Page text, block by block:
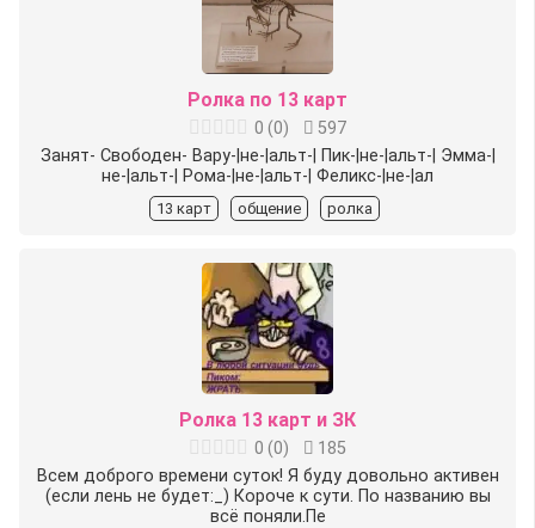
Ролка по 13 карт
0 (0)
597
Занят- Свободен- Вару-|не-|альт-| Пик-|не-|альт-| Эмма-|
не-|альт-| Рома-|не-|альт-| Феликс-|не-|ал
13 карт общение ролка
Ролка 13 карт и ЗК
0 (0)
185
Всем доброго времени суток! Я буду довольно активен
(если лень не будет:_) Короче к сути. По названию вы
всё поняли.Пе